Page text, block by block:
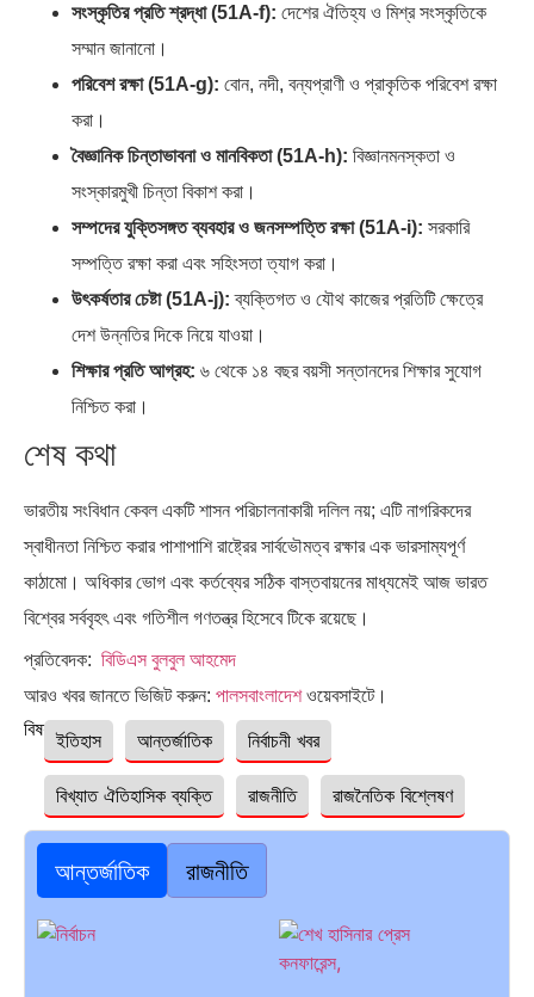
সংস্কৃতির প্রতি শ্রদ্ধা (51A-f): দেশের ঐতিহ্য ও মিশ্র সংস্কৃতিকে
সম্মান জানানো।
পরিবেশ রক্ষা (51A-g): বোন, নদী, বন্যপ্রাণী ও প্রাকৃতিক পরিবেশ রক্ষা
করা।
বৈজ্ঞানিক চিন্তাভাবনা ও মানবিকতা (51A-h): বিজ্ঞানমনস্কতা ও
সংস্কারমুখী চিন্তা বিকাশ করা।
সম্পদের যুক্তিসঙ্গত ব্যবহার ও জনসম্পত্তি রক্ষা (51A-i): সরকারি
সম্পত্তি রক্ষা করা এবং সহিংসতা ত্যাগ করা।
উৎকর্ষতার চেষ্টা (51A-j): ব্যক্তিগত ও যৌথ কাজের প্রতিটি ক্ষেত্রে
দেশ উন্নতির দিকে নিয়ে যাওয়া।
শিক্ষার প্রতি আগ্রহ: ৬ থেকে ১৪ বছর বয়সী সন্তানদের শিক্ষার সুযোগ
নিশ্চিত করা।
শেষ কথা
ভারতীয় সংবিধান কেবল একটি শাসন পরিচালনাকারী দলিল নয়; এটি নাগরিকদের
স্বাধীনতা নিশ্চিত করার পাশাপাশি রাষ্ট্রের সার্বভৌমত্ব রক্ষার এক ভারসাম্যপূর্ণ
কাঠামো। অধিকার ভোগ এবং কর্তব্যের সঠিক বাস্তবায়নের মাধ্যমেই আজ ভারত
বিশ্বের সর্ববৃহৎ এবং গতিশীল গণতন্ত্র হিসেবে টিকে রয়েছে।
প্রতিবেদক: বিডিএস বুলবুল আহমেদ
আরও খবর জানতে ভিজিট করুন: পালসবাংলাদেশওয়েবসাইটে।
বিষয়ঃইতিহাস আন্তর্জাতিক নির্বাচনী খবর
বিখ্যাত ঐতিহাসিক ব্যক্তি রাজনীতি রাজনৈতিক বিশ্লেষণ
আন্তর্জাতিক রাজনীতি